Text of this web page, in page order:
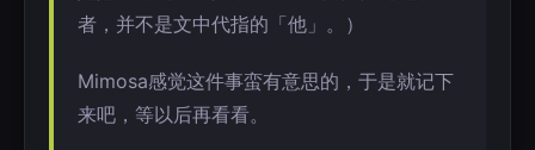
者，并不是文中代指的「他」。）
Mimosa感觉这件事蛮有意思的，于是就记下
来吧，等以后再看看。